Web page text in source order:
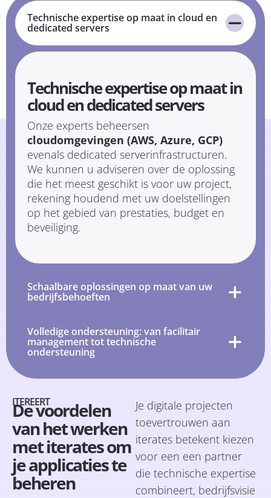
Technische expertise op maat in cloud en
dedicated servers
Technische expertise op maat in
cloud en dedicated servers
Onze experts beheersen
cloudomgevingen (AWS, Azure, GCP)
evenals dedicated serverinfrastructuren.
We kunnen u adviseren over de oplossing
die het meest geschikt is voor uw project,
rekening houdend met uw doelstellingen
op het gebied van prestaties, budget en
beveiliging.
Schaalbare oplossingen op maat van uw
bedrijfsbehoeften
Volledige ondersteuning: van facilitair
management tot technische
ondersteuning
ITEREERT
De voordelen
van het werken
met iterates om
je applicaties te
beheren
Je digitale projecten
toevertrouwen aan
iterates betekent kiezen
voor een een partner
die technische expertise
combineert, bedrijfsvisie